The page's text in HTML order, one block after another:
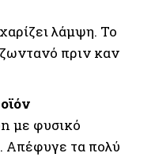
λάμψη. Το
πριν καν
με φυσικό
Απέφυγε τα πολύ